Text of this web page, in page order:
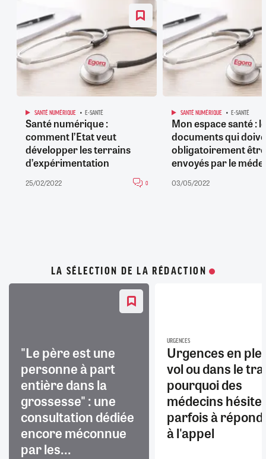
SANTÉ NUMÉRIQUE E-SANTÉ
Santé numérique :
comment l’Etat veut
développer les terrains
d’expérimentation
25/02/2022 0
SANTÉ NUMÉRIQUE E-SANTÉ
Mon espace santé :
documents qui
obligatoirement être
envoyés par le
03/05/2022
LA SÉLECTION DE LA RÉDACTION
"Le père est une
personne à part
entière dans la
grossesse" : une
consultation dédiée
encore méconnue
par les...
URGENCES
Urgences en
vol ou dans le
pourquoi des
médecins
parfois à
à l'appel